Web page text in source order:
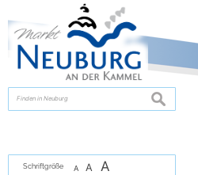
zur Navigationoder
suchen
Schriftgröße A A A